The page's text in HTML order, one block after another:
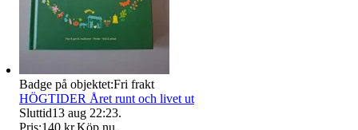
Badge på objektet:Fri frakt
HÖGTIDER Året runt och livet ut
Sluttid13 aug 22:23.
Pris:140 kr,Köp nu.